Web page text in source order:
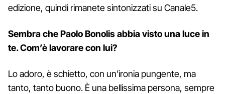
edizione, quindi rimanete sintonizzati su Canale5.
Sembra che Paolo Bonolis abbia visto una luce in
te. Com’è lavorare con lui?
Lo adoro, è schietto, con un'ironia pungente, ma
tanto, tanto buono. È una bellissima persona, sempre